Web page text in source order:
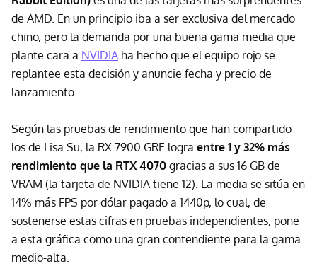
de AMD. En un principio iba a ser exclusiva del mercado
chino, pero la demanda por una buena gama media que
plante cara a NVIDIA ha hecho que el equipo rojo se
replantee esta decisión y anuncie fecha y precio de
lanzamiento.
Según las pruebas de rendimiento que han compartido
los de Lisa Su, la RX 7900 GRE logra entre 1 y 32% más
rendimiento que la RTX 4070 gracias a sus 16 GB de
VRAM (la tarjeta de NVIDIA tiene 12). La media se sitúa en
14% más FPS por dólar pagado a 1440p, lo cual, de
sostenerse estas cifras en pruebas independientes, pone
a esta gráfica como una gran contendiente para la gama
medio-alta.